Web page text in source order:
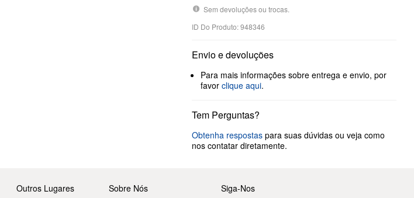
Sem devoluções ou trocas.
ID Do Produto: 948346
Envio e devoluções
Para mais informações sobre entrega e envio, por
favor clique aqui.
Tem Perguntas?
Obtenha respostas para suas dúvidas ou veja como
nos contatar diretamente.
Outros Lugares
Sobre Nós
Siga-Nos